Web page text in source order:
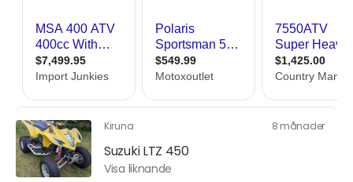
Kiruna 8 månader
Suzuki LTZ 450
Visa liknande